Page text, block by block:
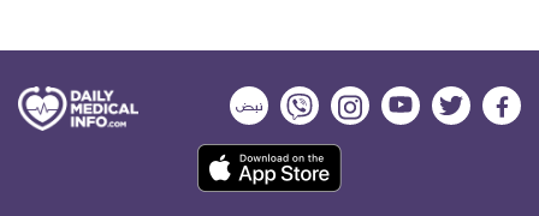
ديلي
ديلي
ديلي
ميديكال
ديلي
ميديكال
انفو
ديلي
ميديكال
انفو
ديلي
ميديكال
انفو
حمل
تطبيق